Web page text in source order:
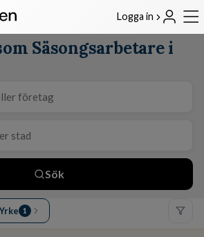
Logga in
Säsongsarbetare i
Sök
Yrke 1